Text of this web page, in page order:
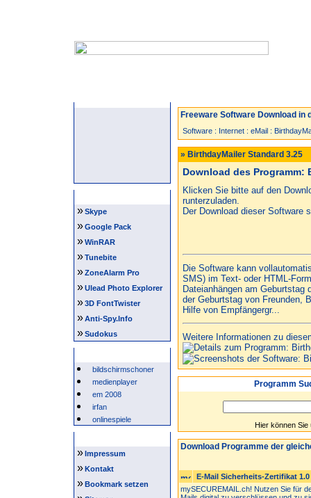
»Skype
»Google Pack
»WinRAR
»Tunebite
»ZoneAlarm Pro
»Ulead Photo Explorer
»3D FontTwister
»Anti-Spy.Info
»Sudokus
bildschirmschoner
medienplayer
em 2008
irfan
onlinespiele
»Impressum
»Kontakt
»Bookmark setzen
Freeware Software Download in
Software : Internet : eMail :
» BirthdayMailer Standard 3.25
Download des Programm:
Klicken Sie bitte auf den
runterzuladen.
Der Download dieser Software
Die Software kann
SMS) im Text- oder HTML-
Dateianhängen am
der Geburtstag von Freunden,
Hilfe von Empfängergr...
Weitere Informationen zu
Programm
Hier können
Download Programme der
E-Mail Sicherheits-Zertifikat 1.0
mySECUREMAIL.ch! Nutzen Sie für